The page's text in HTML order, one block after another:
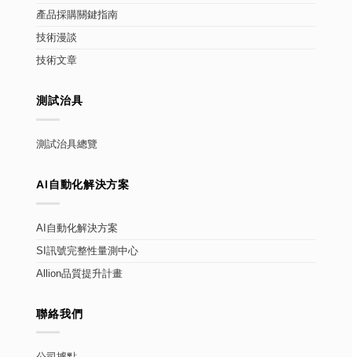
產品採購關鍵指南
技術漫談
技術文章
測試治具
測試治具總覽
AI自動化解決方案
AI自動化解決方案
SI訊號完整性量測中心
Allion品質提升計畫
聯絡我們